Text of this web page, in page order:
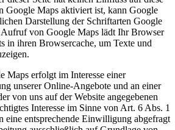
Google Maps aktiviert ist, kann Google
Darstellung der Schriftarten Google
von Google Maps lädt Ihr Browser
in ihren Browsercache, um Texte und
Maps erfolgt im Interesse einer
unserer Online-Angebote und an einer
von uns auf der Website angegebenen
Interesse im Sinne von Art. 6 Abs. 1
entsprechende Einwilligung abgefragt